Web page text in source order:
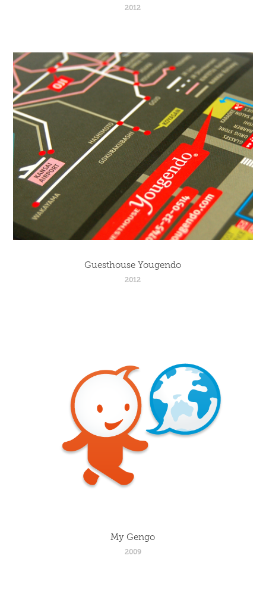
2012
Guesthouse Yougendo
2012
My Gengo
2009